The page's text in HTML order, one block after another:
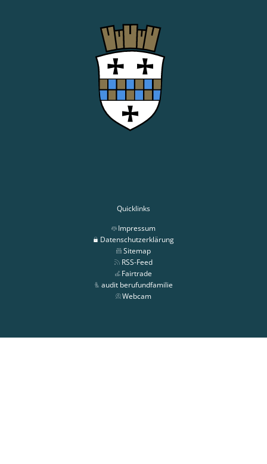
Quicklinks
Impressum
Datenschutzerklärung
Sitemap
RSS-Feed
Fairtrade
audit berufundfamilie
Webcam